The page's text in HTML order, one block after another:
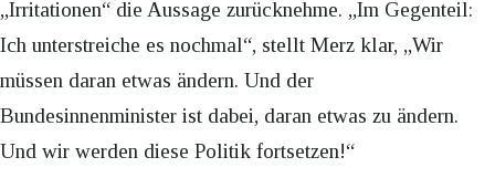
„Irritationen“ die Aussage zurücknehme. „Im Gegenteil:
Ich unterstreiche es nochmal“, stellt Merz klar, „Wir
müssen daran etwas ändern. Und der
Bundesinnenminister ist dabei, daran etwas zu ändern.
Und wir werden diese Politik fortsetzen!“